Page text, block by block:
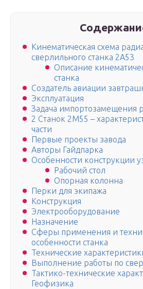
Кинематическая схема
сверлильного станка 2А53
Описание
станка
Создатель авиации
Эксплуатация
Задача импортозамещения
2 Станок 2М55 –
части
Первые проекты завода
Авторы Гайдпарка
Особенности конструкции
Рабочий стол
Опорная колонна
Перки для экипажа
Конструкция
Электрооборудование
Назначение
Сферы применения и
особенности станка
Технические
Выполнение работы по
Тактико-технические
Геофизика